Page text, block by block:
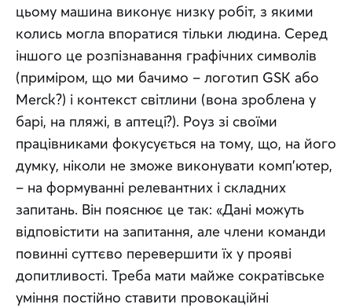
цьому машина виконує низку робіт, з якими
колись могла впоратися тільки людина. Серед
іншого це розпізнавання графічних символів
(приміром, що ми бачимо – логотип GSK або
Merck?) і контекст світлини (вона зроблена у
барі, на пляжі, в аптеці?). Роуз зі своїми
працівниками фокусується на тому, що, на його
думку, ніколи не зможе виконувати комп’ютер,
– на формуванні релевантних і складних
запитань. Він пояснює це так: «Дані можуть
відповістити на запитання, але члени команди
повинні суттєво перевершити їх у прояві
допитливості. Треба мати майже сократівське
уміння постійно ставити провокаційні